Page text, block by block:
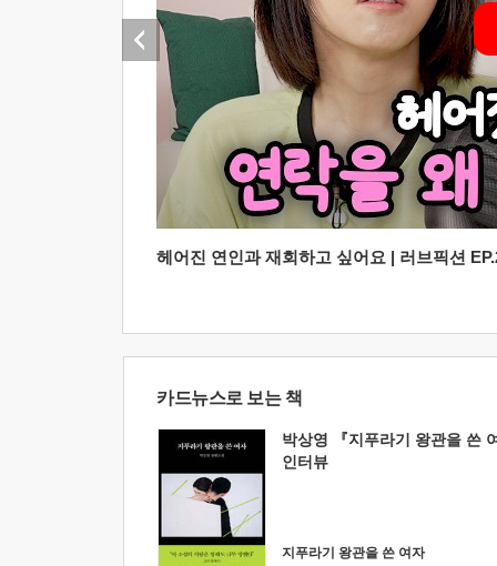
헤어진 연인과 재회하고 싶어요 | 러브픽션
카드뉴스로 보는 책
박상영 『지푸라기 왕관을 쓴
인터뷰
지푸라기 왕관을 쓴 여자